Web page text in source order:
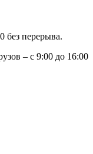
без перерыва.
– с 9:00 до 16:00